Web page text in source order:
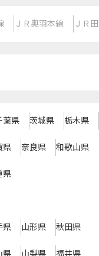
ＪＲ奥羽本線 ＪＲ
葉県 茨城県 栃木県
県 奈良県 和歌山県
県
県 山形県 秋田県
県 山梨県 福井県